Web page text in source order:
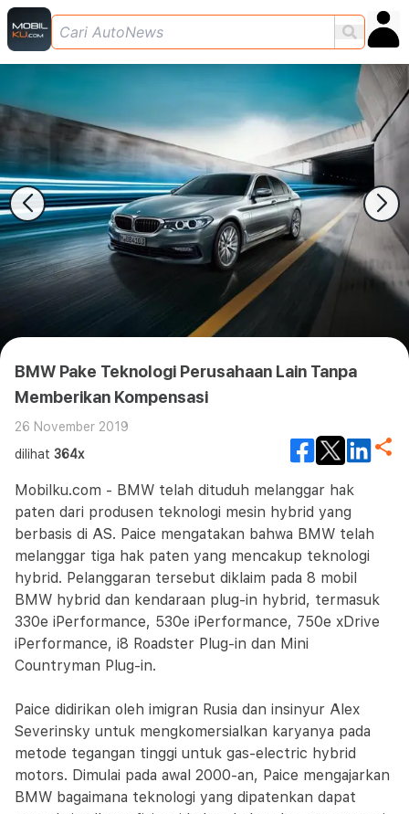
BMW Pake Teknologi Perusahaan Lain Tanpa
Memberikan Kompensasi
26 November 2019
dilihat 364x
Mobilku.com - BMW telah dituduh melanggar hak
paten dari produsen teknologi mesin hybrid yang
berbasis di AS. Paice mengatakan bahwa BMW telah
melanggar tiga hak paten yang mencakup teknologi
hybrid. Pelanggaran tersebut diklaim pada 8 mobil
BMW hybrid dan kendaraan plug-in hybrid, termasuk
330e iPerformance, 530e iPerformance, 750e xDrive
iPerformance, i8 Roadster Plug-in dan Mini
Countryman Plug-in.
Paice didirikan oleh imigran Rusia dan insinyur Alex
Severinsky untuk mengkomersialkan karyanya pada
metode tegangan tinggi untuk gas-electric hybrid
motors. Dimulai pada awal 2000-an, Paice mengajarkan
BMW bagaimana teknologi yang dipatenkan dapat